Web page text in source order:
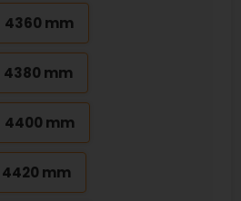
4360 mm
4380 mm
4400 mm
4420 mm